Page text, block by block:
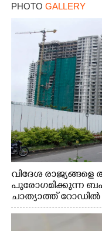
PHOTO GALLERY
വിദേശ രാജ്യങ്ങളെ
പുരോഗമിക്കുന്ന
ചാത്യാത്ത് റോഡിൽ